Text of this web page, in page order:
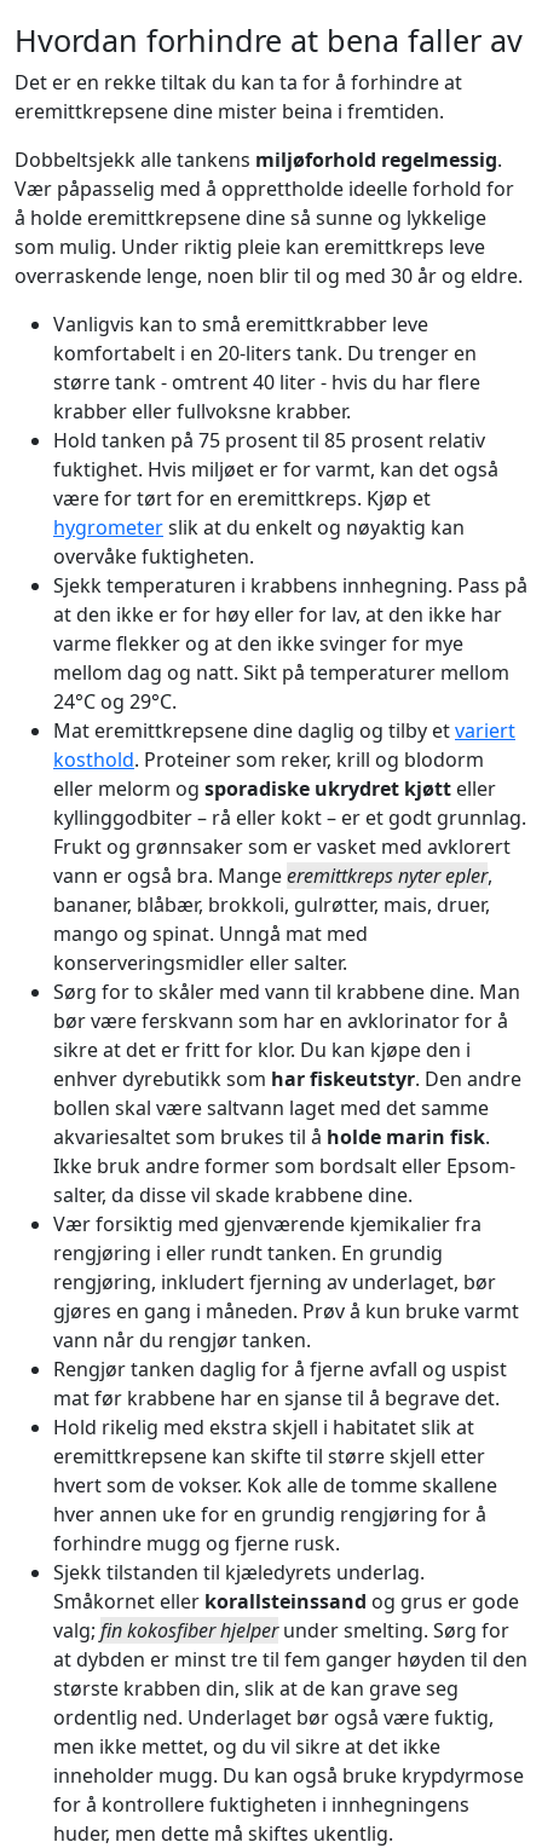
Hvordan forhindre at bena faller av
Det er en rekke tiltak du kan ta for å forhindre at
eremittkrepsene dine mister beina i fremtiden.
Dobbeltsjekk alle tankens miljøforhold regelmessig.
Vær påpasselig med å opprettholde ideelle forhold for
å holde eremittkrepsene dine så sunne og lykkelige
som mulig. Under riktig pleie kan eremittkreps leve
overraskende lenge, noen blir til og med 30 år og eldre.
Vanligvis kan to små eremittkrabber leve
komfortabelt i en 20-liters tank. Du trenger en
større tank - omtrent 40 liter - hvis du har flere
krabber eller fullvoksne krabber.
Hold tanken på 75 prosent til 85 prosent relativ
fuktighet. Hvis miljøet er for varmt, kan det også
være for tørt for en eremittkreps. Kjøp et
hygrometerslik at du enkelt og nøyaktig kan
overvåke fuktigheten.
Sjekk temperaturen i krabbens innhegning. Pass på
at den ikke er for høy eller for lav, at den ikke har
varme flekker og at den ikke svinger for mye
mellom dag og natt. Sikt på temperaturer mellom
24°C og 29°C.
Mat eremittkrepsene dine daglig og tilby etvariert
kosthold. Proteiner som reker, krill og blodorm
eller melorm og sporadiske ukrydret kjøtt eller
kyllinggodbiter – rå eller kokt – er et godt grunnlag.
Frukt og grønnsaker som er vasket med avklorert
vann er også bra. Mangeeremittkreps nyter epler,
bananer, blåbær, brokkoli, gulrøtter, mais, druer,
mango og spinat. Unngå mat med
konserveringsmidler eller salter.
Sørg for to skåler med vann til krabbene dine. Man
bør være ferskvann som har en avklorinator for å
sikre at det er fritt for klor. Du kan kjøpe den i
enhver dyrebutikk som har fiskeutstyr. Den andre
bollen skal være saltvann laget med det samme
akvariesaltet som brukes til å holde marin fisk.
Ikke bruk andre former som bordsalt eller Epsom-
salter, da disse vil skade krabbene dine.
Vær forsiktig med gjenværende kjemikalier fra
rengjøring i eller rundt tanken. En grundig
rengjøring, inkludert fjerning av underlaget, bør
gjøres en gang i måneden. Prøv å kun bruke varmt
vann når du rengjør tanken.
Rengjør tanken daglig for å fjerne avfall og uspist
mat før krabbene har en sjanse til å begrave det.
Hold rikelig med ekstra skjell i habitatet slik at
eremittkrepsene kan skifte til større skjell etter
hvert som de vokser. Kok alle de tomme skallene
hver annen uke for en grundig rengjøring for å
forhindre mugg og fjerne rusk.
Sjekk tilstanden til kjæledyrets underlag.
Småkornet eller korallsteinssand og grus er gode
valg; fin kokosfiber hjelperunder smelting. Sørg for
at dybden er minst tre til fem ganger høyden til den
største krabben din, slik at de kan grave seg
ordentlig ned. Underlaget bør også være fuktig,
men ikke mettet, og du vil sikre at det ikke
inneholder mugg. Du kan også bruke krypdyrmose
for å kontrollere fuktigheten i innhegningens
huder, men dette må skiftes ukentlig.